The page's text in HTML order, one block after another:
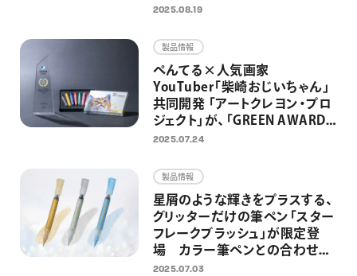
優れたZ世代向けシャープペン
2025.08.19
製品情報
ぺんてる×人気画家
YouTuber「柴崎おじいちゃん」
共同開発 「アートクレヨン・プロ
ジェクト」が、「GREEN AWARD
2024」のGOLDアワードを受
ートクレヨン画展」募集開始
2025.07.24
製品情報
星屑のような輝きをプラスする、
グリッターだけの筆ペン「スター
フレークブラッシュ」が限定登
場 カラー筆ペンとの合わせ使
いを楽しめる限定セットも同時
2025.07.03